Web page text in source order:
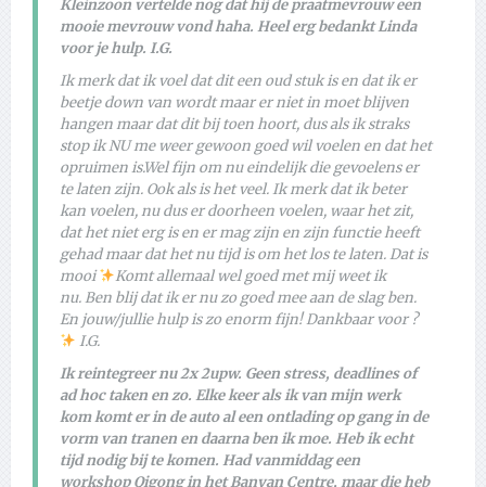
Kleinzoon vertelde nog dat hij de praatmevrouw een
mooie mevrouw vond haha. Heel erg bedankt Linda
voor je hulp. I.G.
Ik merk dat ik voel dat dit een oud stuk is en dat ik er
beetje down van wordt maar er niet in moet blijven
hangen maar dat dit bij toen hoort, dus als ik straks
stop ik NU me weer gewoon goed wil voelen en dat het
opruimen is.Wel fijn om nu eindelijk die gevoelens er
te laten zijn. Ook als is het veel. Ik merk dat ik beter
kan voelen, nu dus er doorheen voelen, waar het zit,
dat het niet erg is en er mag zijn en zijn functie heeft
gehad maar dat het nu tijd is om het los te laten. Dat is
mooi
Komt allemaal wel goed met mij weet ik
nu. Ben blij dat ik er nu zo goed mee aan de slag ben.
En jouw/jullie hulp is zo enorm fijn! Dankbaar voor ?
I.G.
Ik reintegreer nu 2x 2upw. Geen stress, deadlines of
ad hoc taken en zo. Elke keer als ik van mijn werk
kom komt er in de auto al een ontlading op gang in de
vorm van tranen en daarna ben ik moe. Heb ik echt
tijd nodig bij te komen. Had vanmiddag een
workshop Qigong in het Banyan Centre, maar die heb